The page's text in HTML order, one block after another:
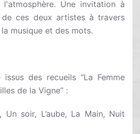
Une invitation à
de ces deux artistes à travers
musique et des mots.
des recueils “La Femme
de la Vigne” :
Un soir, L’aube, La Main, Nuit